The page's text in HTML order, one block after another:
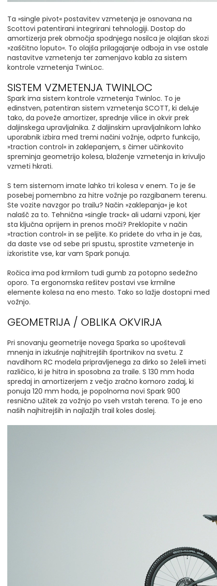
Ta »single pivot« postavitev vzmetenja je osnovana na
Scottovi patentirani integrirani tehnologiji. Dostop do
amortizerja prek območja spodnjega nosilca je olajšan skozi
»zaščitno loputo«. To olajša prilagajanje odboja in vse ostale
nastavitve vzmetenja ter zamenjavo kabla za sistem
kontrole vzmetenja TwinLoc.
SISTEM VZMETENJA TWINLOC
Spark ima sistem kontrole vzmetenja Twinloc. To je
edinstven, patentiran sistem vzmetenja SCOTT, ki deluje
tako, da poveže amortizer, sprednje vilice in okvir prek
daljinskega upravljalnika. Z daljinskim upravljalnikom lahko
uporabnik izbira med tremi načini vožnje, odprto funkcijo,
»traction control« in zaklepanjem, s čimer učinkovito
spreminja geometrijo kolesa, blaženje vzmetenja in krivuljo
vzmeti hkrati.
S tem sistemom imate lahko tri kolesa v enem. To je še
posebej pomembno za hitre vožnje po razgibanem terenu.
Ste vozite navzgor po trailu? Način »zaklepanja« je kot
nalašč za to. Tehnična »single track« ali udarni vzponi, kjer
sta ključna oprijem in prenos moči? Preklopite v način
»traction control« in se peljite. Ko pridete do vrha in je čas,
da daste vse od sebe pri spustu, sprostite vzmetenje in
izkoristite vse, kar vam Spark ponuja.
Ročica ima pod krmilom tudi gumb za potopno sedežno
oporo. Ta ergonomska rešitev postavi vse krmilne
elemente kolesa na eno mesto. Tako so lažje dostopni med
vožnjo.
GEOMETRIJA / OBLIKA OKVIRJA
Pri snovanju geometrije novega Sparka so upoštevali
mnenja in izkušnje najhitrejših športnikov na svetu. Z
navdihom RC modela pripravljenega za dirko so želeli imeti
različico, ki je hitra in sposobna za traile. S 130 mm hoda
spredaj in amortizerjem z večjo zračno komoro zadaj, ki
ponuja 120 mm hoda, je popolnoma novi Spark 900
resnično užitek za vožnjo po vseh vrstah terena. To je eno
naših najhitrejših in najlažjih trail koles doslej.